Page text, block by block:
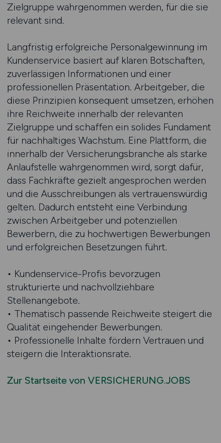
Zielgruppe wahrgenommen werden, für die sie
relevant sind.
Langfristig erfolgreiche Personalgewinnung im
Kundenservice basiert auf klaren Botschaften,
zuverlässigen Informationen und einer
professionellen Präsentation. Arbeitgeber, die
diese Prinzipien konsequent umsetzen, erhöhen
ihre Reichweite innerhalb der relevanten
Zielgruppe und schaffen ein solides Fundament
für nachhaltiges Wachstum. Eine Plattform, die
innerhalb der Versicherungsbranche als starke
Anlaufstelle wahrgenommen wird, sorgt dafür,
dass Fachkräfte gezielt angesprochen werden
und die Ausschreibungen als vertrauenswürdig
gelten. Dadurch entsteht eine Verbindung
zwischen Arbeitgeber und potenziellen
Bewerbern, die zu hochwertigen Bewerbungen
und erfolgreichen Besetzungen führt.
• Kundenservice-Profis bevorzugen
strukturierte und nachvollziehbare
Stellenangebote.
• Thematisch passende Reichweite steigert die
Qualität eingehender Bewerbungen.
• Professionelle Inhalte fördern Vertrauen und
steigern die Interaktionsrate.
Zur Startseite von VERSICHERUNG.JOBS